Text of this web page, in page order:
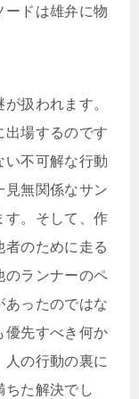
ードは雄弁に物
扱われます。
出場するのです
い不可解な行動
見無関係なサン
す。そして、作
者のために走る
のランナーのペ
あったのではな
優先すべき何か
人の行動の裏に
ちた解決でし